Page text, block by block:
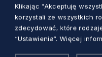
Klikając “Akceptuję
korzystali ze wszystkich
zdecydować, które
“Ustawienia“. Więcej